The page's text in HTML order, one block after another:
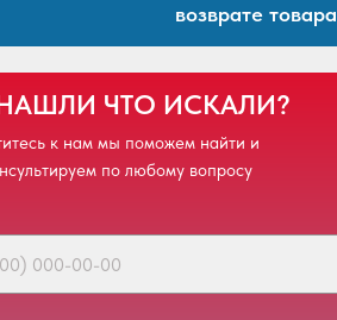
возврате товара
ЧТО ИСКАЛИ?
к нам мы поможем найти и
по любому вопросу